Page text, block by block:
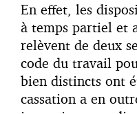
En effet, les
à temps partiel et
relèvent de deux
code du travail
bien distincts ont
cassation a en